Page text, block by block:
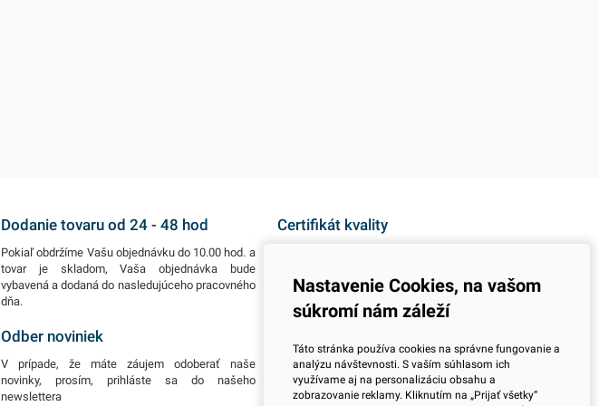
Dodanie tovaru od 24 - 48 hod
Pokiaľ obdržíme Vašu objednávku do 10.00 hod. a
tovar je skladom, Vaša objednávka bude
vybavená a dodaná do nasledujúceho pracovného
dňa.
Odber noviniek
V prípade, že máte záujem odoberať naše
novinky, prosím, prihláste sa do našeho
newslettera
Certifikát kvality
jeden z dôležitých ukazovateľov zodpovedného
podnikania.
Potrebujete viac informácií ohľadom pravidelnej
dlhodobej spolupráce pri odberoch? Prosím
skontaktujte sa s naším obchodným tímom a
Nastavenie Cookies, na vašom
súkromí nám záleží
Táto stránka používa cookies na správne fungovanie a
analýzu návštevnosti. S vaším súhlasom ich
využívame aj na personalizáciu obsahu a
zobrazovanie reklamy. Kliknutím na „Prijať všetky“